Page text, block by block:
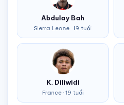
Abdulay Bah
Sierra Leone · 19 tuổi
K. Diliwidi
France · 19 tuổi